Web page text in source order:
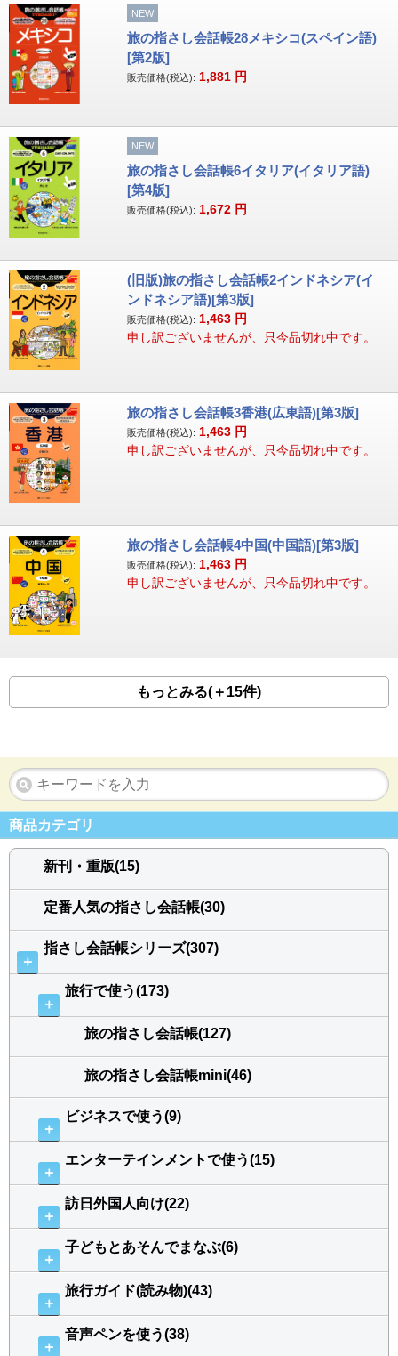
NEW
旅の指さし会話帳28メキシコ(スペイン語)
[第2版]
販売価格(税込): 1,881 円
NEW
旅の指さし会話帳6イタリア(イタリア語)
[第4版]
販売価格(税込): 1,672 円
(旧版)旅の指さし会話帳2インドネシア(イ
ンドネシア語)[第3版]
販売価格(税込): 1,463 円
申し訳ございませんが、只今品切れ中です。
旅の指さし会話帳3香港(広東語)[第3版]
販売価格(税込): 1,463 円
申し訳ございませんが、只今品切れ中です。
旅の指さし会話帳4中国(中国語)[第3版]
販売価格(税込): 1,463 円
申し訳ございませんが、只今品切れ中です。
もっとみる(＋15件)
商品カテゴリ
新刊・重版(15)
定番人気の指さし会話帳(30)
＋
指さし会話帳シリーズ(307)
＋
旅行で使う(173)
旅の指さし会話帳(127)
旅の指さし会話帳mini(46)
＋
ビジネスで使う(9)
＋
エンターテインメントで使う(15)
＋
訪日外国人向け(22)
＋
子どもとあそんでまなぶ(6)
＋
旅行ガイド(読み物)(43)
＋
音声ペンを使う(38)